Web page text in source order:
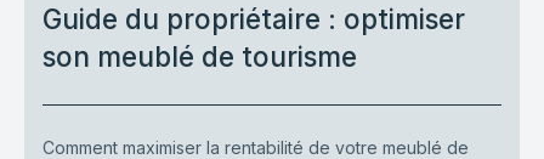
Guide du propriétaire : optimiser
son meublé de tourisme
Comment maximiser la rentabilité de votre meublé de